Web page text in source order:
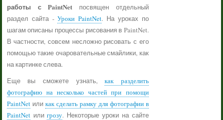
работы с PaintNet посвящен отдельный
раздел сайта -Уроки PaintNet. На уроках по
шагам описаны процессы рисования в PaintNet.
В частности, совсем несложно рисовать с его
помощью такие очаровательные смайлики, как
на картинке слева.
Еще вы сможете узнать,как разделить
фотографию на несколько частей при помощи
PaintNetили как сделать рамку для фотографии в
PaintNetилигрозу. Некоторые уроки на сайте